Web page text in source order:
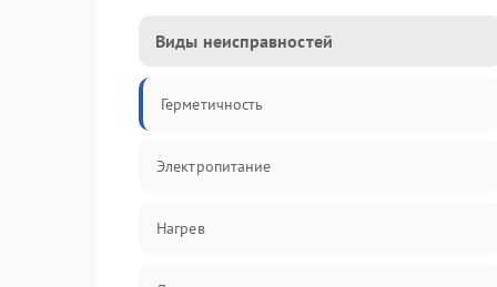
Виды неисправностей
Герметичность
Электропитание
Нагрев